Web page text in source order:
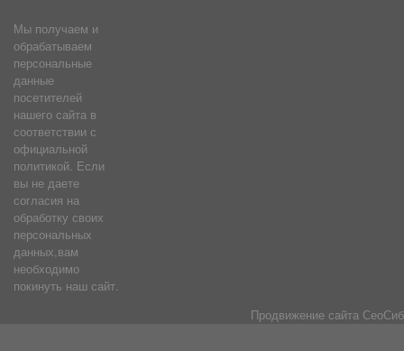
Мы получаем и
обрабатываем
персональные
данные
посетителей
нашего сайта в
соответствии с
официальной
политикой. Если
вы не даете
согласия на
обработку своих
персональных
данных,вам
необходимо
покинуть наш сайт.
Продвижение сайта СеоСиб